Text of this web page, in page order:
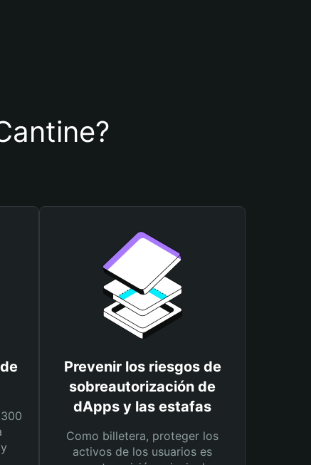
Prevenir los riesgos de
sobreautorización de
dApps y las estafas
Como billetera, proteger los
activos de los usuarios es